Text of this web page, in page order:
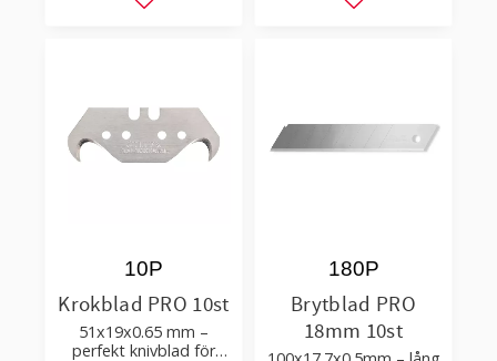
Lägg till i favoriter Lägg till i
Krokblad PRO 10st
51x19x0.65 mm –
perfekt knivblad för
10P
Brytblad PRO
18mm 10st
180P